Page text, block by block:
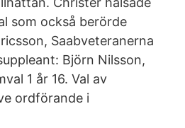
som också berörde
Saabveteranerna
Björn Nilsson,
1 år 16. Val av
ordförande i